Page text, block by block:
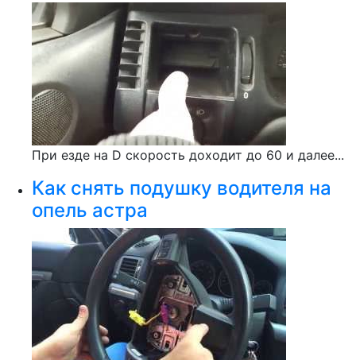
При езде на D скорость доходит до 60 и далее...
Как снять подушку водителя на
опель астра